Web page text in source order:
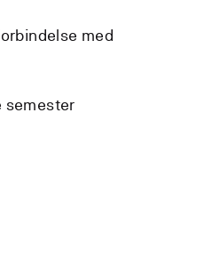
med
semester